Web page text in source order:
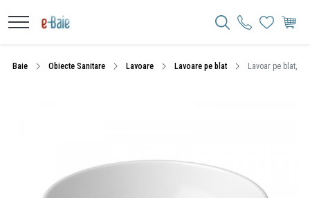
Baie Obiecte Sanitare Lavoare Lavoare pe blat Lavoar pe blat,